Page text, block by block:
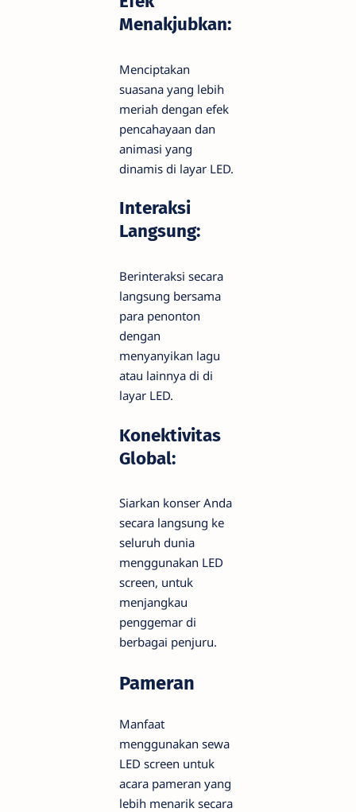
Menakjubkan:
Menciptakan
suasana yang lebih
meriah dengan efek
pencahayaan dan
animasi yang
dinamis di layar LED.
Interaksi
Langsung:
Berinteraksi secara
langsung bersama
para penonton
dengan
menyanyikan lagu
atau lainnya di di
layar LED.
Konektivitas
Global:
Siarkan konser Anda
secara langsung ke
seluruh dunia
menggunakan LED
screen, untuk
menjangkau
penggemar di
berbagai penjuru.
Pameran
Manfaat
menggunakan sewa
LED screen untuk
acara pameran yang
lebih menarik secara